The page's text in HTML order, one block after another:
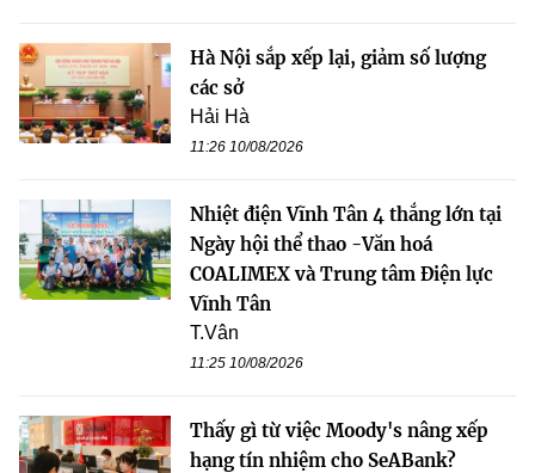
Hà Nội sắp xếp lại, giảm số lượng
các sở
Hải Hà
11:26 10/08/2026
Nhiệt điện Vĩnh Tân 4 thắng lớn tại
Ngày hội thể thao -Văn hoá
COALIMEX và Trung tâm Điện lực
Vĩnh Tân
T.Vân
11:25 10/08/2026
Thấy gì từ việc Moody's nâng xếp
hạng tín nhiệm cho SeABank?